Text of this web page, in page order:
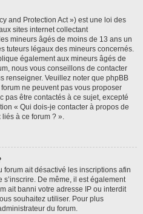
and Protection Act ») est une loi des
sites internet collectant
mineurs âgés de moins de 13 ans un
tuteurs légaux des mineurs concernés.
également aux mineurs âgés de
nous vous conseillons de contacter
renseigner. Veuillez noter que phpBB
ne peuvent pas vous proposer
pas être contactés à ce sujet, excepté
« Qui dois-je contacter à propos de
liés à ce forum ? ».
forum ait désactivé les inscriptions afin
De même, il est également
ait banni votre adresse IP ou interdit
souhaitez utiliser. Pour plus
du forum.